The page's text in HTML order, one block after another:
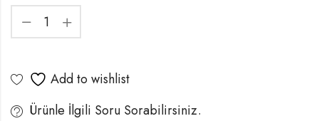
Add to wishlist
Ürünle İlgili Soru Sorabilirsiniz.